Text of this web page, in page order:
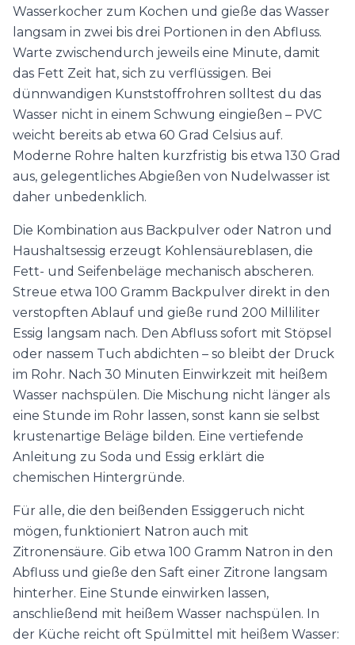
Wasserkocher zum Kochen und gieße das Wasser
langsam in zwei bis drei Portionen in den Abfluss.
Warte zwischendurch jeweils eine Minute, damit
das Fett Zeit hat, sich zu verflüssigen. Bei
dünnwandigen Kunststoffrohren solltest du das
Wasser nicht in einem Schwung eingießen – PVC
weicht bereits ab etwa 60 Grad Celsius auf.
Moderne Rohre halten kurzfristig bis etwa 130 Grad
aus, gelegentliches Abgießen von Nudelwasser ist
daher unbedenklich.
Die Kombination aus Backpulver oder Natron und
Haushaltsessig erzeugt Kohlensäureblasen, die
Fett- und Seifenbeläge mechanisch abscheren.
Streue etwa 100 Gramm Backpulver direkt in den
verstopften Ablauf und gieße rund 200 Milliliter
Essig langsam nach. Den Abfluss sofort mit Stöpsel
oder nassem Tuch abdichten – so bleibt der Druck
im Rohr. Nach 30 Minuten Einwirkzeit mit heißem
Wasser nachspülen. Die Mischung nicht länger als
eine Stunde im Rohr lassen, sonst kann sie selbst
krustenartige Beläge bilden. Eine vertiefende
Anleitung zu Soda und Essig erklärt die
chemischen Hintergründe.
Für alle, die den beißenden Essiggeruch nicht
mögen, funktioniert Natron auch mit
Zitronensäure. Gib etwa 100 Gramm Natron in den
Abfluss und gieße den Saft einer Zitrone langsam
hinterher. Eine Stunde einwirken lassen,
anschließend mit heißem Wasser nachspülen. In
der Küche reicht oft Spülmittel mit heißem Wasser: